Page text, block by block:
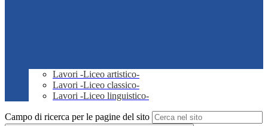
Lavori -Liceo artistico-
Lavori -Liceo classico-
Lavori -Liceo linguistico-
Campo di ricerca per le pagine del sito